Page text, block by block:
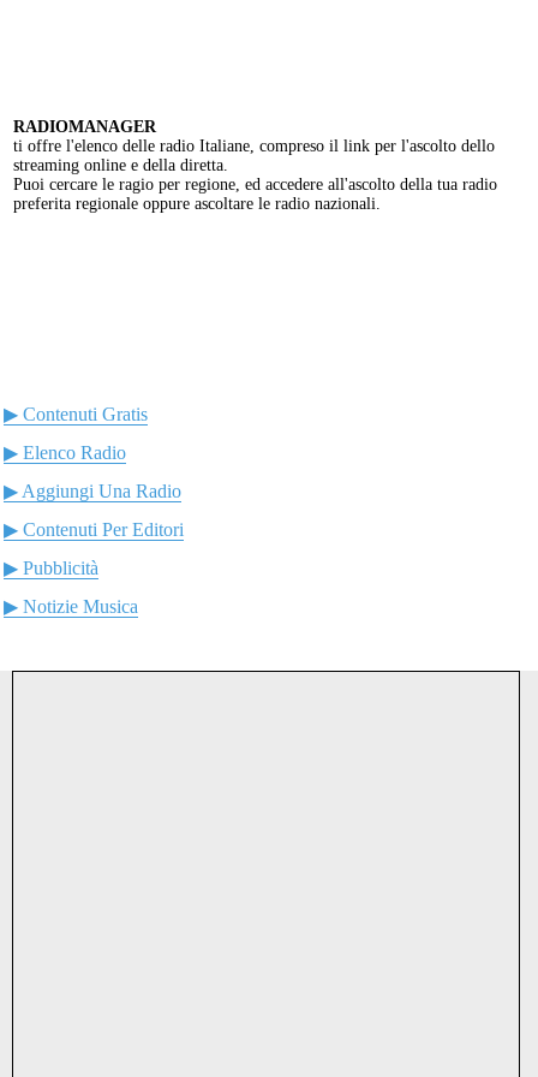
RADIOMANAGER
ti offre l'elenco delle radio Italiane, compreso il link per l'ascolto dello
streaming online e della diretta.
Puoi cercare le ragio per regione, ed accedere all'ascolto della tua radio
preferita regionale oppure ascoltare le radio nazionali.
▶ Contenuti Gratis
▶ Elenco Radio
▶ Aggiungi Una Radio
▶ Contenuti Per Editori
▶ Pubblicità
▶ Notizie Musica